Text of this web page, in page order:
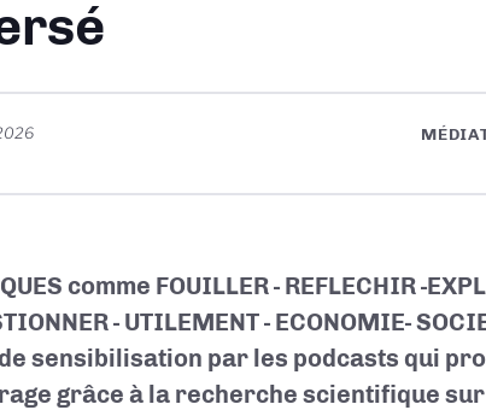
comme FOUILLER - REFLECHIR -
- UTILEMENT - ECONOMIE-
sensibilisation par les podcasts qui
grâce à la recherche scientifique